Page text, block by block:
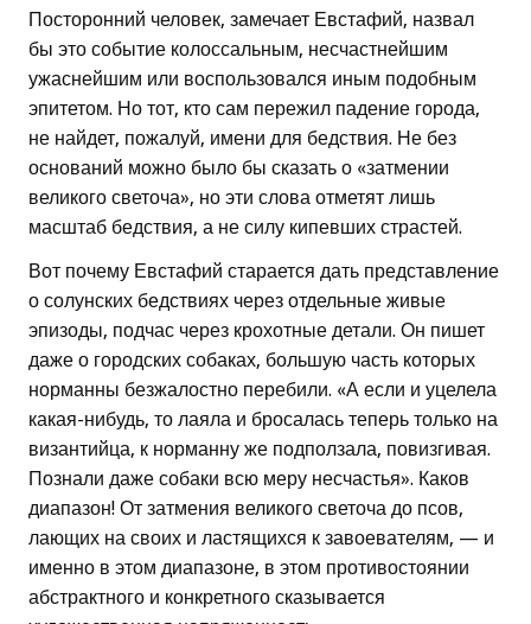
Посторонний человек, замечает Евстафий, назвал
бы это событие колоссальным, несчастнейшим
ужаснейшим или воспользовался иным подобным
эпитетом. Но тот, кто сам пережил падение города,
не найдет, пожалуй, имени для бедствия. Не без
оснований можно было бы сказать о «затмении
великого светоча», но эти слова отметят лишь
масштаб бедствия, а не силу кипевших страстей.
Вот почему Евстафий старается дать представление
о солунских бедствиях через отдельные живые
эпизоды, подчас через крохотные детали. Он пишет
даже о городских собаках, большую часть которых
норманны безжалостно перебили. «А если и уцелела
какая-нибудь, то лаяла и бросалась теперь только на
византийца, к норманну же подползала, повизгивая.
Познали даже собаки всю меру несчастья». Каков
диапазон! От затмения великого светоча до псов,
лающих на своих и ластящихся к завоевателям, — и
именно в этом диапазоне, в этом противостоянии
абстрактного и конкретного сказывается